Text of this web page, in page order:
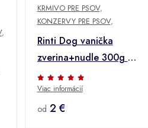
,
KRMIVO PRE PSOV,
KONZERVY PRE PSOV,
Rinti Dog vanička
zverina+nudle 300g +
Množstevná zľava
Viac informácií
od 2 €